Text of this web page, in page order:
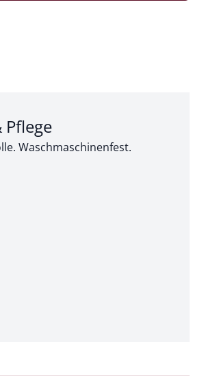
3:
Waschmaschinenfest.